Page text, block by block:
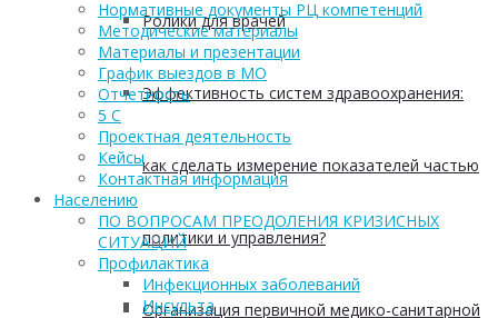
Ролики для врачей
Эффективность систем здравоохранения:
как сделать измерение показателей частью
политики и управления?
Организация первичной медико-санитарной
Нормативные документы РЦ компетенций
Методические материалы
Материалы и презентации
График выездов в МО
Отчетность
5 С
Проектная деятельность
Кейсы
Контактная информация
Населению
ПО ВОПРОСАМ ПРЕОДОЛЕНИЯ КРИЗИСНЫХ
СИТУАЦИЙ
Профилактика
Инфекционных заболеваний
Инсульта